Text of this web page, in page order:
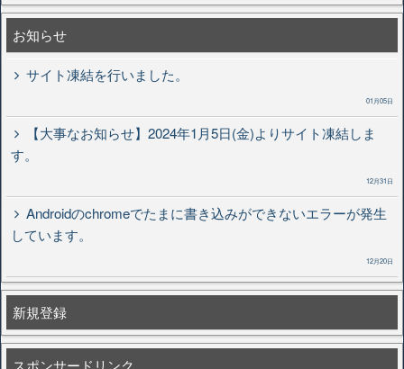
お知らせ
サイト凍結を行いました。
01月05日
【大事なお知らせ】2024年1月5日(金)よりサイト凍結しま
す。
12月31日
Androidのchromeでたまに書き込みができないエラーが発生
しています。
12月20日
新規登録
スポンサードリンク